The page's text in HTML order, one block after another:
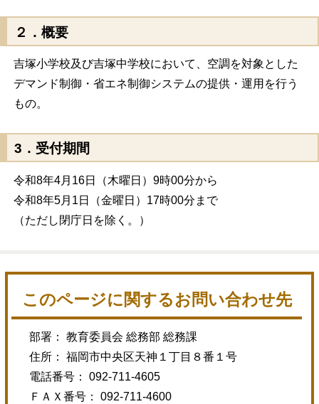
２．概要
吉塚小学校及び吉塚中学校において、空調を対象とした
デマンド制御・省エネ制御システムの提供・運用を行う
もの。
3．受付期間
令和8年4月16日（木曜日）9時00分から
令和8年5月1日（金曜日）17時00分まで
（ただし閉庁日を除く。）
このページに関するお問い合わせ先
部署： 教育委員会 総務部 総務課
住所： 福岡市中央区天神１丁目８番１号
電話番号： 092-711-4605
ＦＡＸ番号： 092-711-4600